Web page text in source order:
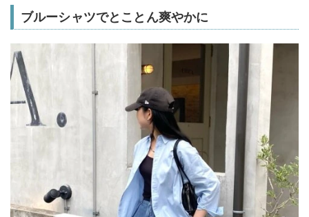
ブルーシャツでとことん爽やかに